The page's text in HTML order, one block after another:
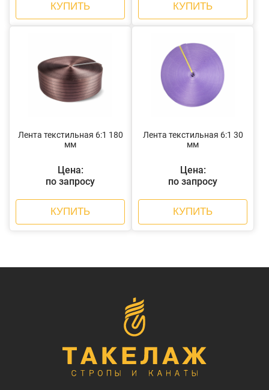
КУПИТЬ КУПИТЬ
Лента текстильная 6:1 180
мм
Цена:
по запросу
КУПИТЬ
Лента текстильная 6:1 30
мм
Цена:
по запросу
КУПИТЬ